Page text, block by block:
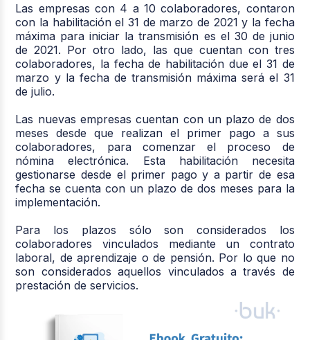
Las empresas con 4 a 10 colaboradores, contaron
con la habilitación el 31 de marzo de 2021 y la fecha
máxima para iniciar la transmisión es el 30 de junio
de 2021. Por otro lado, las que cuentan con tres
colaboradores, la fecha de habilitación due el 31 de
marzo y la fecha de transmisión máxima será el 31
de julio.
Las nuevas empresas cuentan con un plazo de dos
meses desde que realizan el primer pago a sus
colaboradores, para comenzar el proceso de
nómina electrónica. Esta habilitación necesita
gestionarse desde el primer pago y a partir de esa
fecha se cuenta con un plazo de dos meses para la
implementación.
Para los plazos sólo son considerados los
colaboradores vinculados mediante un contrato
laboral, de aprendizaje o de pensión. Por lo que no
son considerados aquellos vinculados a través de
prestación de servicios.